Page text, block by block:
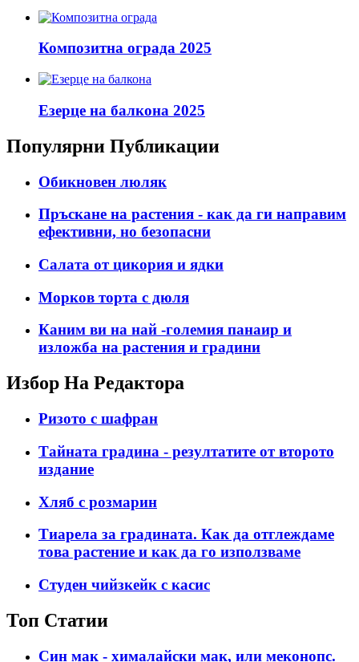
Композитна ограда 2025
Езерце на балкона 2025
Популярни Публикации
Обикновен люляк
Пръскане на растения - как да ги направим
ефективни, но безопасни
Салата от цикория и ядки
Морков торта с дюля
Каним ви на най -големия панаир и
изложба на растения и градини
Избор На Редактора
Ризото с шафран
Тайната градина - резултатите от второто
издание
Хляб с розмарин
Тиарела за градината. Как да отглеждаме
това растение и как да го използваме
Студен чийзкейк с касис
Топ Статии
Син мак - хималайски мак, или меконопс.